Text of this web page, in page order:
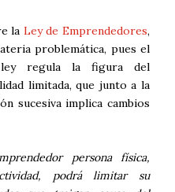
la Ley de Emprendedores,
problemática, pues el
regula la figura del
limitada, que junto a la
sucesiva implica cambios
persona física,
podrá limitar su